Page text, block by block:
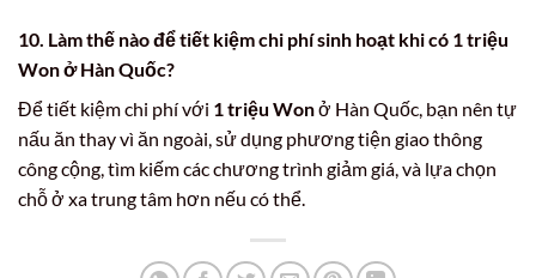
10. Làm thế nào để tiết kiệm chi phí sinh hoạt khi có 1 triệu
Won ở Hàn Quốc?
Để tiết kiệm chi phí với 1 triệu Wonở Hàn Quốc, bạn nên tự
nấu ăn thay vì ăn ngoài, sử dụng phương tiện giao thông
công cộng, tìm kiếm các chương trình giảm giá, và lựa chọn
chỗ ở xa trung tâm hơn nếu có thể.